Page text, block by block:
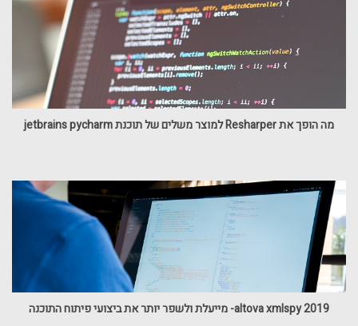
מה הופך את Resharper למוצר משלים של תוכנת jetbrains pycharm
altova xmlspy 2019- מייעלת ולשפר יותר את ביצועי פיתוח התוכנה